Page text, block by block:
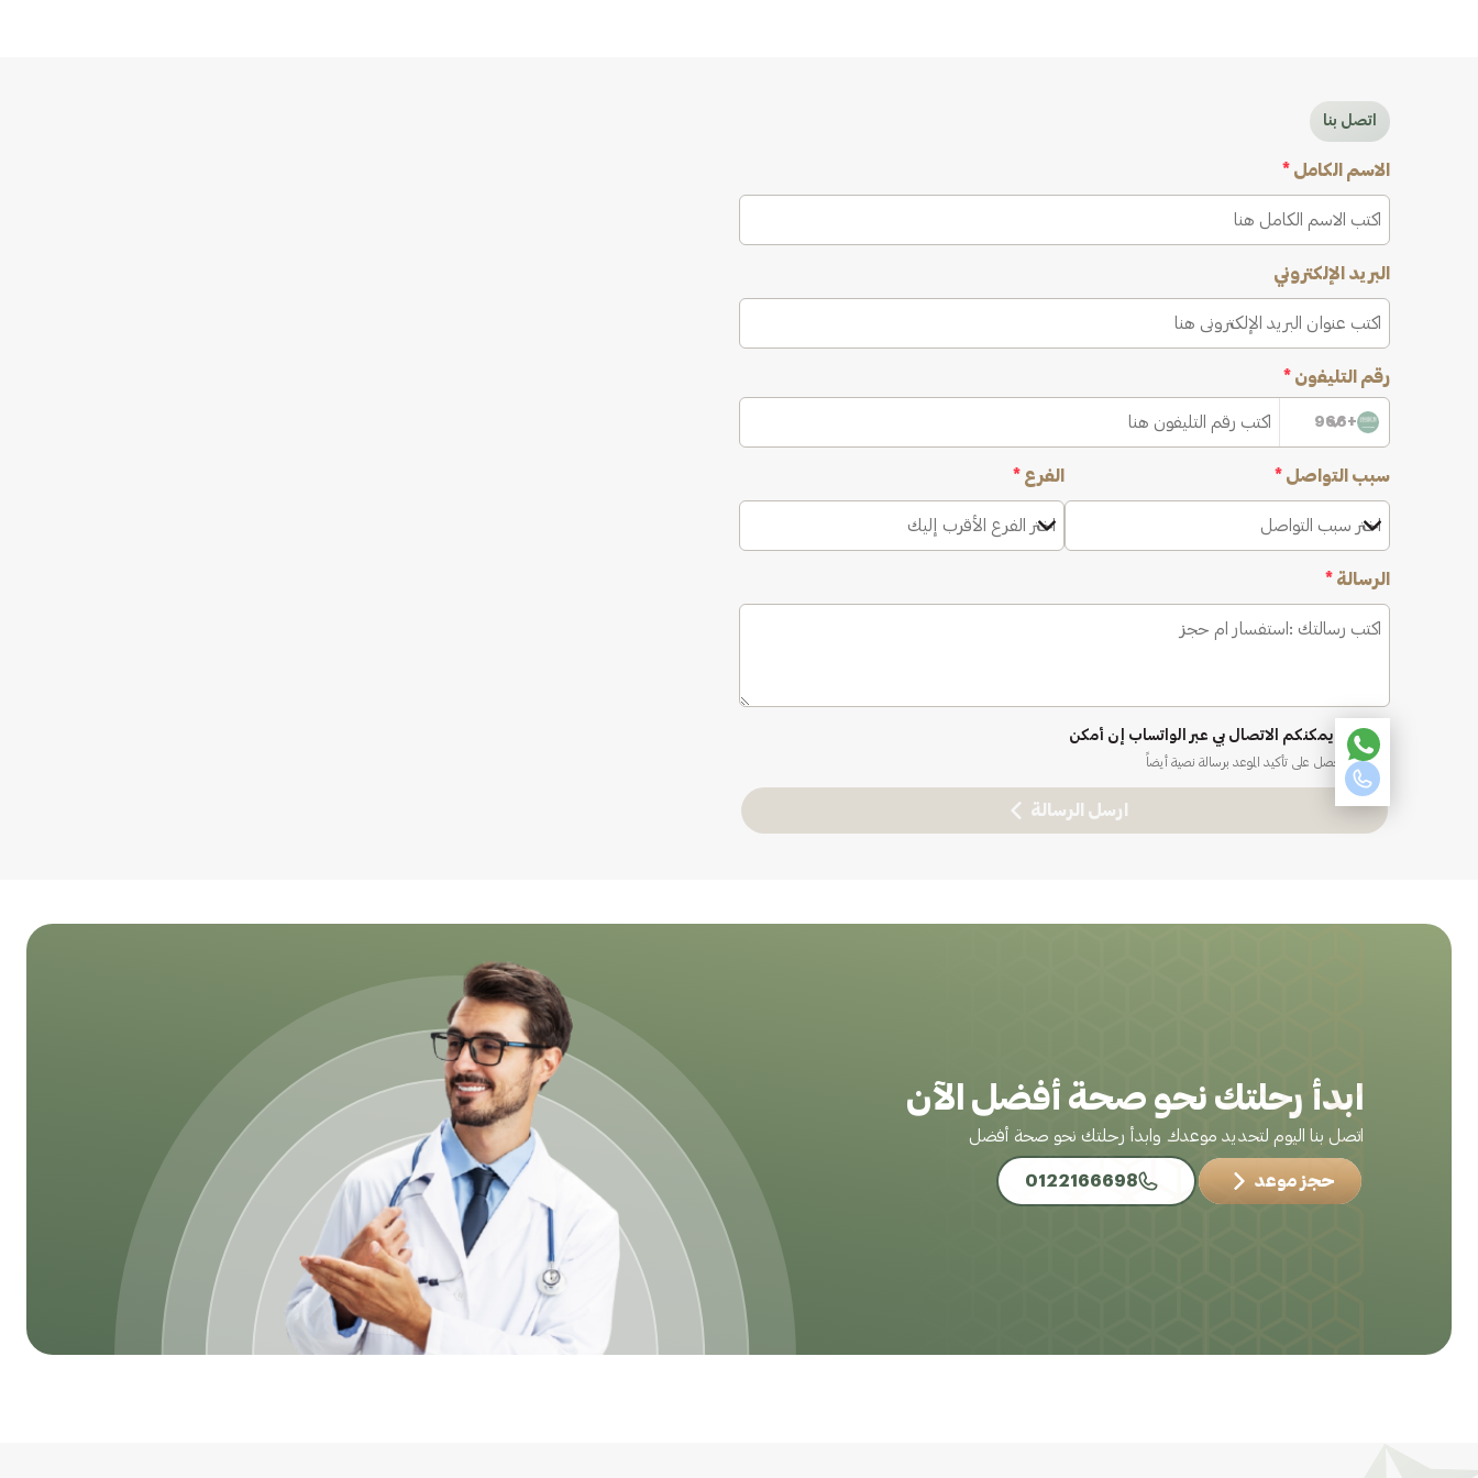
اتصل بنا
الاسم الكامل *
البريد الإلكتروني
رقم التليفون *
+966
سبب التواصل *
اختر سبب التواصل
الفرع *
اختر الفرع الأقرب إليك
الرسالة *
نعم، يمكنكم الاتصال بي عبر الواتساب إن أمكن
ستحصل على تأكيد الموعد برسالة نصية أيضاً
ارسل الرسالة
ابدأ رحلتك نحو صحة أفضل الآن
اتصل بنا اليوم لتحديد موعدك وابدأ رحلتك نحو صحة أفضل
حجز موعد 0122166698